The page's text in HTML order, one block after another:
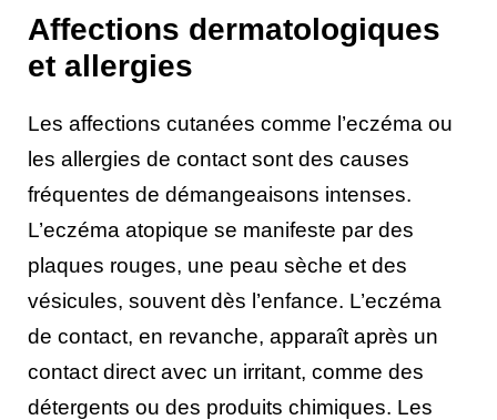
Affections dermatologiques
et allergies
Les affections cutanées comme l’eczéma ou
les allergies de contact sont des causes
fréquentes de démangeaisons intenses.
L’eczéma atopique se manifeste par des
plaques rouges, une peau sèche et des
vésicules, souvent dès l’enfance. L’eczéma
de contact, en revanche, apparaît après un
contact direct avec un irritant, comme des
détergents ou des produits chimiques. Les